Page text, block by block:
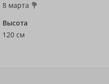
8 марта 💐
Высота
120 см